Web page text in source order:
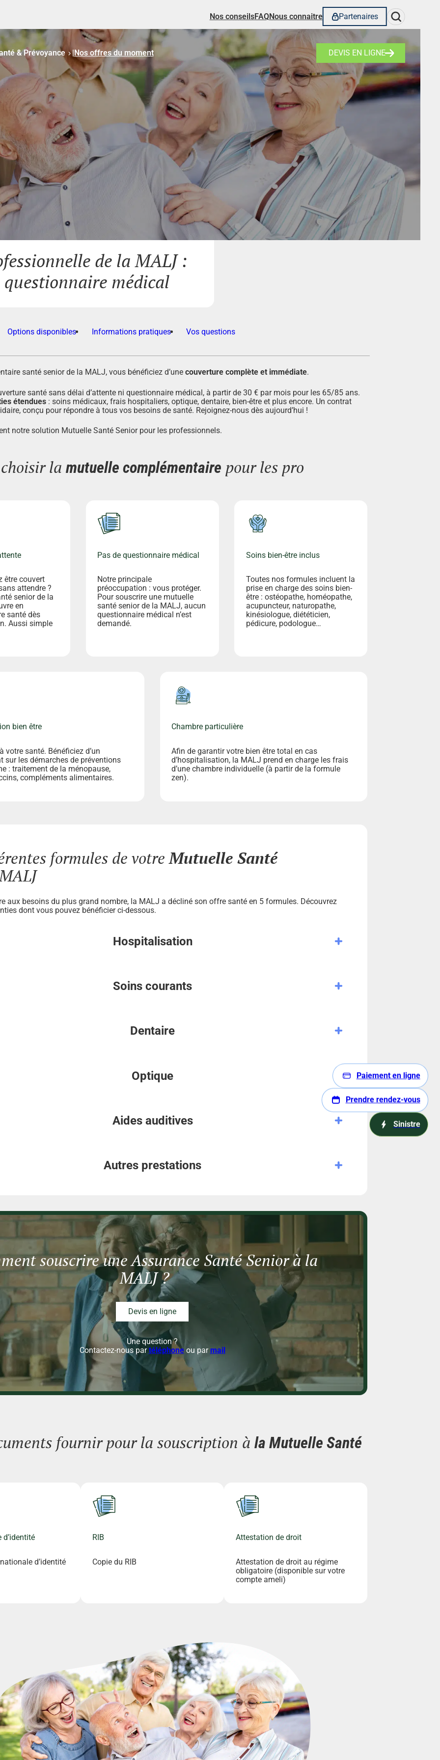
Nos conseilsFAQNous connaitre Partenaires Rechercher
& Prévoyance |Nos offres du moment DEVIS EN LIGNE
de la MALJ :
médical
Options disponibles Informations pratiques Vos questions
santé senior de la MALJ, vous bénéficiez d’une couverture complète et immédiate.
santé sans délai d’attente ni questionnaire médical, à partir de 30 € par mois pour les 65/85 ans.
étendues : soins médicaux, frais hospitaliers, optique, dentaire, bien-être et plus encore. Un contrat
conçu pour répondre à tous vos besoins de santé. Rejoignez-nous dès aujourd’hui !
notre solution Mutuelle Santé Senior pour les professionnels.
la mutuelle complémentaire pour les pro
être couvert
attendre ?
senior de la
en
santé dès
Aussi simple
Pas de questionnaire médical
Notre principale
préoccupation : vous protéger.
Pour souscrire une mutuelle
santé senior de la MALJ, aucun
questionnaire médical n’est
demandé.
Soins bien-être inclus
Toutes nos formules incluent la
prise en charge des soins bien-
être : ostéopathe, homéopathe,
acupuncteur, naturopathe,
kinésiologue, diététicien,
pédicure, podologue…
bien être
votre santé. Bénéficiez d’un
sur les démarches de préventions
: traitement de la ménopause,
compléments alimentaires.
Chambre particulière
Afin de garantir votre bien être total en cas
d’hospitalisation, la MALJ prend en charge les frais
d’une chambre individuelle (à partir de la formule
zen).
formules de votreMutuelle Santé
aux besoins du plus grand nombre, la MALJ a décliné son offre santé en 5 formules. Découvrez
dont vous pouvez bénéficier ci-dessous.
Hospitalisation
Soins courants
Dentaire
Optique
Aides auditives
Autres prestations
souscrire une Assurance Santé Senior à la
MALJ ?
Devis en ligne
Une question ?
Contactez-nous par téléphone ou parmail
fournir pour la souscription à la Mutuelle Santé
d’identité
RIB
Copie du RIB
Attestation de droit
Attestation de droit au régime
obligatoire (disponible sur votre
compte ameli)
Paiement en ligne
Prendre rendez-vous
Sinistre